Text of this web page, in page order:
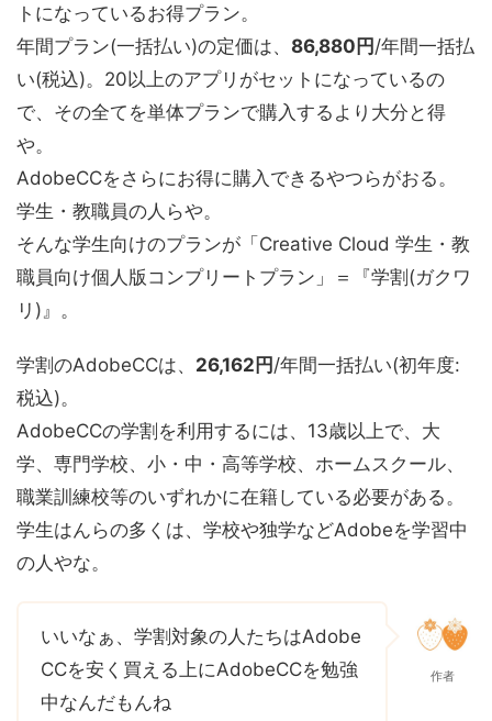
トになっているお得プラン。
年間プラン(一括払い)の定価は、 86,880円/年間一括払
い(税込)。20以上のアプリがセットになっているの
で、その全てを単体プランで購入するより大分と得
や。
AdobeCCをさらにお得に購入できるやつらがおる。
学生・教職員の人らや。
そんな学生向けのプランが「Creative Cloud 学生・教
職員向け個人版コンプリートプラン」＝『学割(ガクワ
リ)』。
学割のAdobeCCは、 26,162円/年間一括払い(初年度:
税込)。
AdobeCCの学割を利用するには、13歳以上で、大
学、専門学校、小・中・高等学校、ホームスクール、
職業訓練校等のいずれかに在籍している必要がある。
学生はんらの多くは、学校や独学などAdobeを学習中
の人やな。
いいなぁ、学割対象の人たちはAdobe
CCを安く買える上にAdobeCCを勉強
中なんだもんね
作者